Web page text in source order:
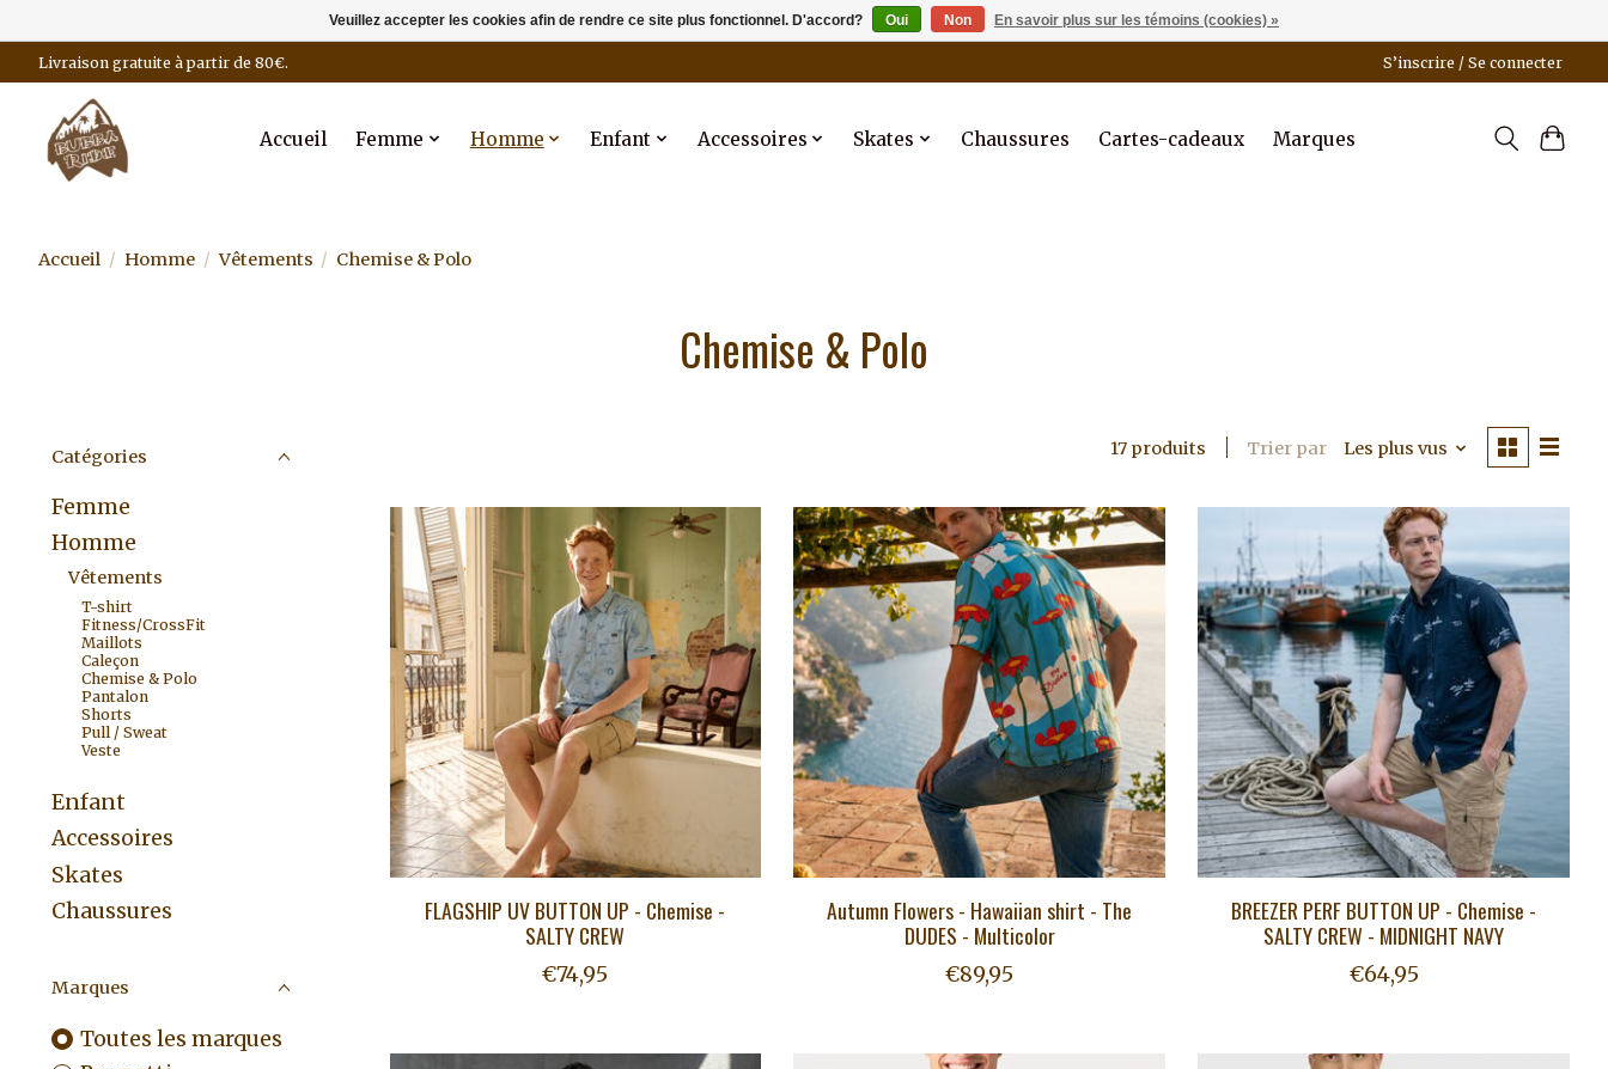
Livraison gratuite à partir de 80€. S’inscrire / Se connecter
Accueil Femme Homme Enfant Accessoires Skates Chaussures Cartes-cadeaux Marques
Accueil / Homme / Vêtements / Chemise & Polo
Chemise & Polo
Catégories
Femme
Homme
Vêtements
T-shirt
Fitness/CrossFit
Maillots
Caleçon
Chemise & Polo
Pantalon
Shorts
Pull / Sweat
Veste
Enfant
Accessoires
Skates
Chaussures
Marques
Toutes les marques
17 produits Trier par Les plus vus
FLAGSHIP UV BUTTON UP - Chemise -
SALTY CREW
€74,95
Autumn Flowers - Hawaiian shirt - The
DUDES - Multicolor
€89,95
BREEZER PERF BUTTON UP - Chemise -
SALTY CREW - MIDNIGHT NAVY
€64,95
Veuillez accepter les cookies afin de rendre ce site plus fonctionnel. D'accord? Oui Non En savoir plus sur les témoins (cookies) »